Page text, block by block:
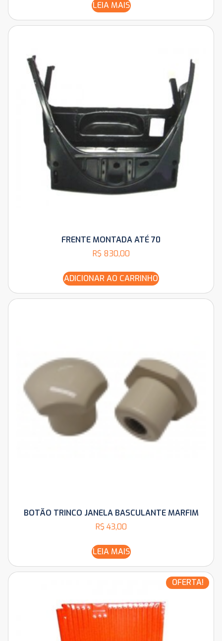
LEIA MAIS
FRENTE MONTADA ATÉ 70
R$ 830,00
ADICIONAR AO CARRINHO
BOTÃO TRINCO JANELA BASCULANTE MARFIM
R$ 43,00
LEIA MAIS
OFERTA!